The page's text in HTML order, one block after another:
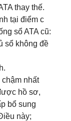
thay thế.
tại điểm c
sổ ATA cũ:
sổ không đề
nhất
hồ sơ,
bổ sung
này;